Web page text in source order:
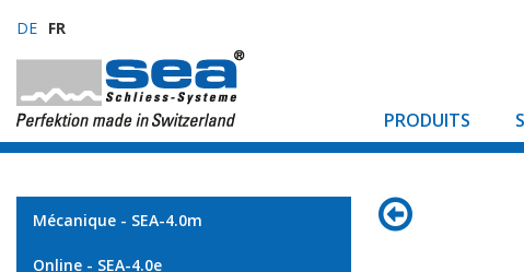
DE FR
PRODUITS
Mécanique - SEA-4.0m
Online - SEA-4.0e